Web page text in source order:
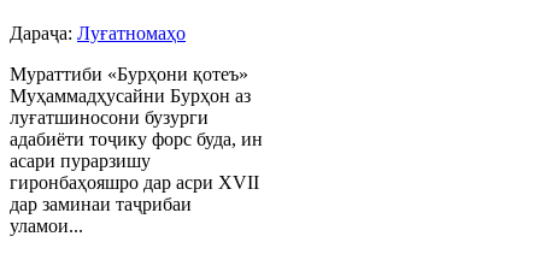
Дараҷа: Луғатномаҳо
Мураттиби «Бурҳони қотеъ»
Муҳаммадҳусайни Бурҳон аз
луғатшиносони бузурги
адабиёти тоҷику форс буда, ин
асари пурарзишу
гиронбаҳояшро дар асри XVII
дар заминаи таҷрибаи
уламои...